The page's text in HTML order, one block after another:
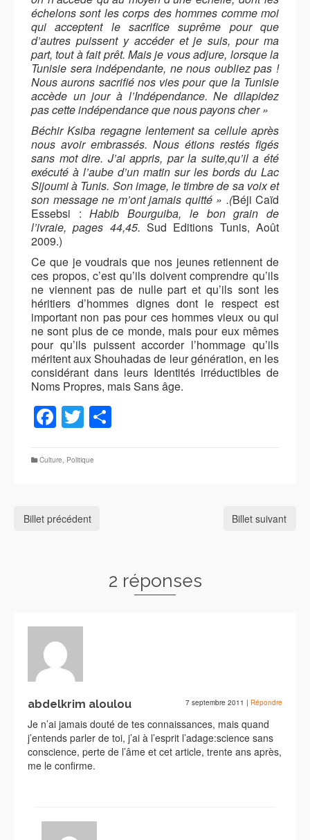
échelons sont les corps des hommes comme moi
qui acceptent le sacrifice suprême pour que
d’autres puissent y accéder et je suis, pour ma
part, tout à fait prêt. Mais je vous adjure, lorsque la
Tunisie sera indépendante, ne nous oubliez pas !
Nous aurons sacrifié nos vies pour que la Tunisie
accède un jour à l’Indépendance. Ne dilapidez
pas cette indépendance que nous payons cher »
Béchir Ksiba regagne lentement sa cellule après
nous avoir embrassés. Nous étions restés figés
sans mot dire. J’ai appris, par la suite,qu’il a été
exécuté à l’aube d’un matin sur les bords du Lac
Sijoumi à Tunis. Son image, le timbre de sa voix et
son message ne m’ont jamais quitté » .(Béji Caïd
Essebsi :Habib Bourguiba, le bon grain de
l’ivraie, pages 44,45. Sud Editions Tunis, Août
2009.)
Ce que je voudrais que nos jeunes retiennent de
ces propos, c’est qu’ils doivent comprendre qu’ils
ne viennent pas de nulle part et qu’ils sont les
héritiers d’hommes dignes dont le respect est
important non pas pour ces hommes vieux ou qui
ne sont plus de ce monde, mais pour eux mêmes
pour qu’ils puissent accorder l’hommage qu’ils
méritent aux Shouhadas de leur génération, en les
considérant dans leurs Identités irréductibles de
Noms Propres, mais Sans âge.
Facebook
Twitter
Culture Politique
Billet précédent Billet suivant
2 réponses
abdelkrim aloulou 7 septembre 2011 | Répondre
Je n’ai jamais douté de tes connaissances, mais quand
j’entends parler de toi, j’ai à l’esprit l’adage:science sans
conscience, perte de l’âme et cet article, trente ans après,
me le confirme.